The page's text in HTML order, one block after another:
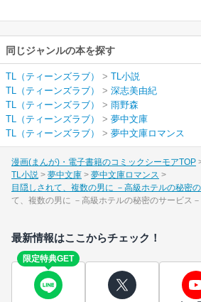
同じジャンルの本を探す
TL（ティーンズラブ） > TL小説
TL（ティーンズラブ）
> 深志美由紀
TL（ティーンズラブ）
> 雨野森
TL（ティーンズラブ）
> 夢中文庫
TL（ティーンズラブ）
> 夢中文庫ロマンス
漫画(まんが)・電子書籍のコミックシーモアTOP
TL小説
夢中文庫
夢中文庫ロマンス
目隠しされて、複数の男に －高級ホテルの秘密
て、複数の男に －高級ホテルの秘密のサービス－
最新情報はここからチェック！
限定特典GET